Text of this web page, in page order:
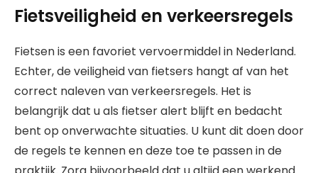
Fietsveiligheid en verkeersregels
Fietsen is een favoriet vervoermiddel in Nederland.
Echter, de veiligheid van fietsers hangt af van het
correct naleven van verkeersregels. Het is
belangrijk dat u als fietser alert blijft en bedacht
bent op onverwachte situaties. U kunt dit doen door
de regels te kennen en deze toe te passen in de